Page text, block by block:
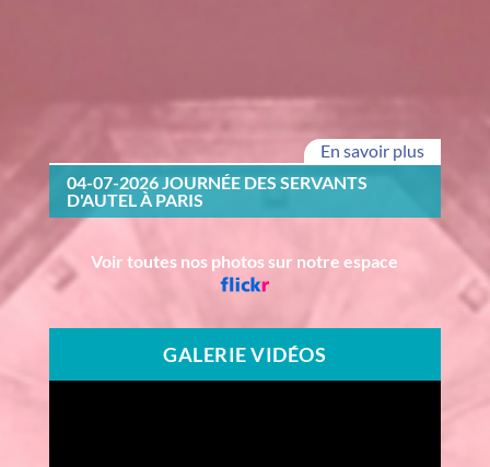
04-07-2026 JOURNÉE DES SERVANTS
D'AUTEL À PARIS
En savoir plus
Voir toutes nos photos sur notre espace
GALERIE VIDÉOS